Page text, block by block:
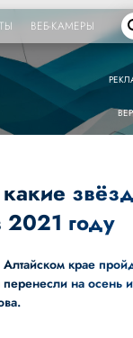
ВЕБ-КАМЕРЫ
какие
2021 году
Алтайском крае
на осень